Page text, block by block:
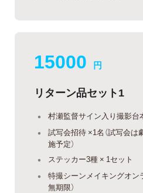
15000 円
リターン品セット1
村瀬監督サイン入り撮影台
試写会招待 ×1名（試写会
施予定）
ステッカー3種 × 1セット
特撮シーンメイキングオン
無期限）